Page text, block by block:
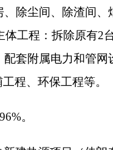
朗奇新城区供热工程）
实《报告表》提出的各
中所列建设项目的性质